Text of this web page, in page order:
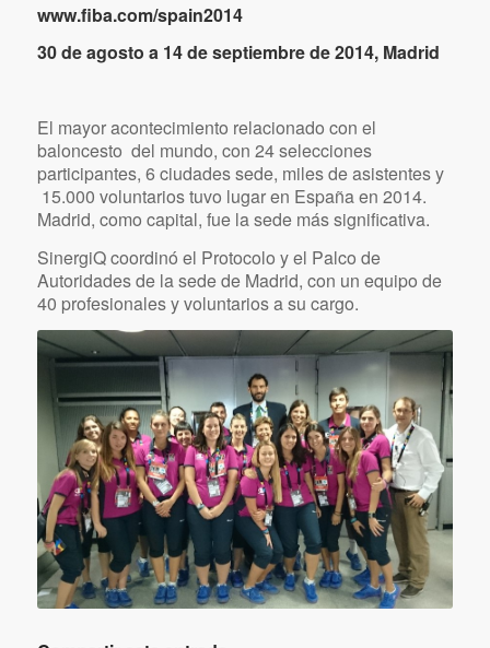
www.fiba.com/spain2014
30 de agosto a 14 de septiembre de 2014, Madrid
El mayor acontecimiento relacionado con el
baloncesto del mundo, con 24 selecciones
participantes, 6 ciudades sede, miles de asistentes y
15.000 voluntarios tuvo lugar en España en 2014.
Madrid, como capital, fue la sede más significativa.
SinergiQ coordinó el Protocolo y el Palco de
Autoridades de la sede de Madrid, con un equipo de
40 profesionales y voluntarios a su cargo.